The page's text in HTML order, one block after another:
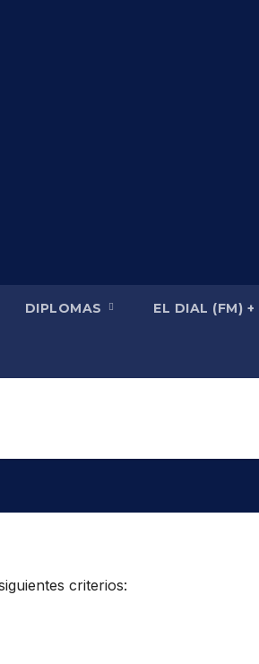
DIPLOMAS EL DIAL (FM) +
criterios: